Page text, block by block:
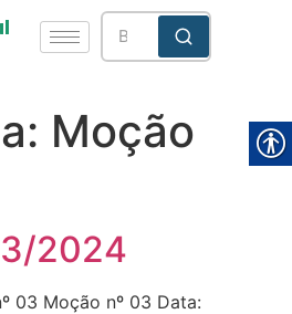
Moção
2024
03 Moção nº 03 Data: